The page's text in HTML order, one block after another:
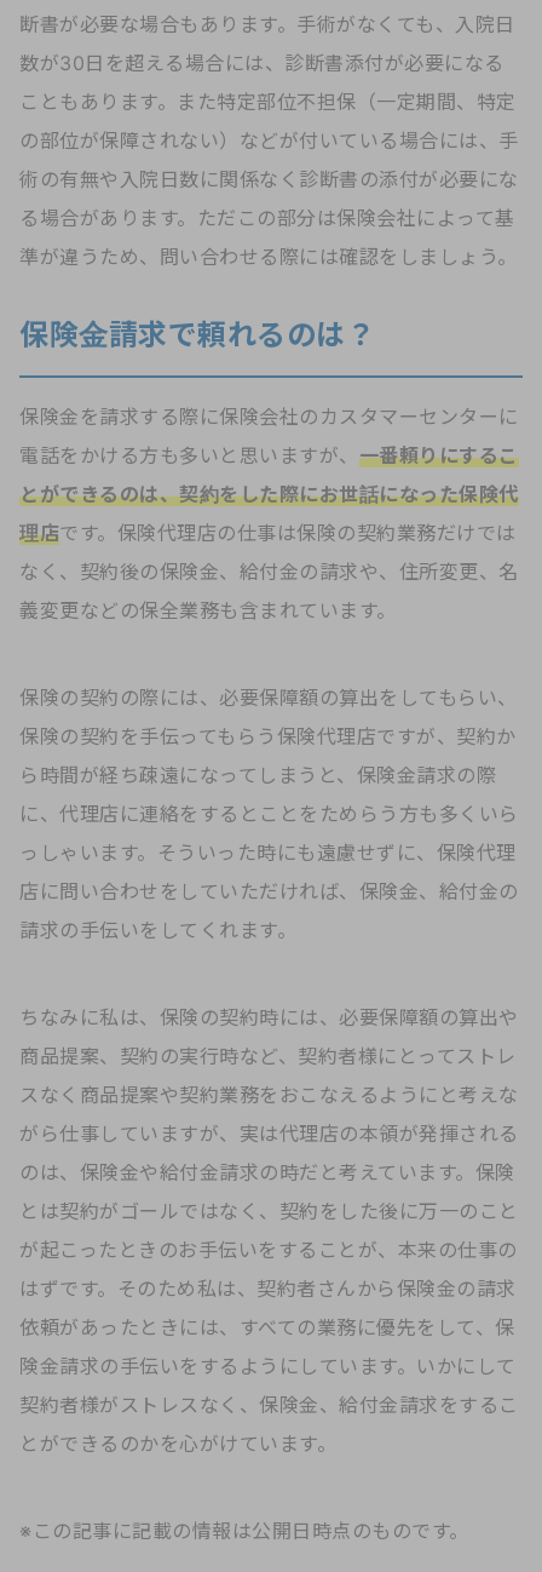
断書が必要な場合もあります。手術がなくても、入院日
数が30日を超える場合には、診断書添付が必要になる
こともあります。また特定部位不担保（一定期間、特定
の部位が保障されない）などが付いている場合には、手
術の有無や入院日数に関係なく診断書の添付が必要にな
る場合があります。ただこの部分は保険会社によって基
準が違うため、問い合わせる際には確認をしましょう。
保険金請求で頼れるのは？
保険金を請求する際に保険会社のカスタマーセンターに
電話をかける方も多いと思いますが、 一番頼りにするこ
とができるのは、契約をした際にお世話になった保険代
理店です。保険代理店の仕事は保険の契約業務だけでは
なく、契約後の保険金、給付金の請求や、住所変更、名
義変更などの保全業務も含まれています。
保険の契約の際には、必要保障額の算出をしてもらい、
保険の契約を手伝ってもらう保険代理店ですが、契約か
ら時間が経ち疎遠になってしまうと、保険金請求の際
に、代理店に連絡をするとことをためらう方も多くいら
っしゃいます。そういった時にも遠慮せずに、保険代理
店に問い合わせをしていただければ、保険金、給付金の
請求の手伝いをしてくれます。
ちなみに私は、保険の契約時には、必要保障額の算出や
商品提案、契約の実行時など、契約者様にとってストレ
スなく商品提案や契約業務をおこなえるようにと考えな
がら仕事していますが、実は代理店の本領が発揮される
のは、保険金や給付金請求の時だと考えています。保険
とは契約がゴールではなく、契約をした後に万一のこと
が起こったときのお手伝いをすることが、本来の仕事の
はずです。そのため私は、契約者さんから保険金の請求
依頼があったときには、すべての業務に優先をして、保
険金請求の手伝いをするようにしています。いかにして
契約者様がストレスなく、保険金、給付金請求をするこ
とができるのかを心がけています。
※この記事に記載の情報は公開日時点のものです。